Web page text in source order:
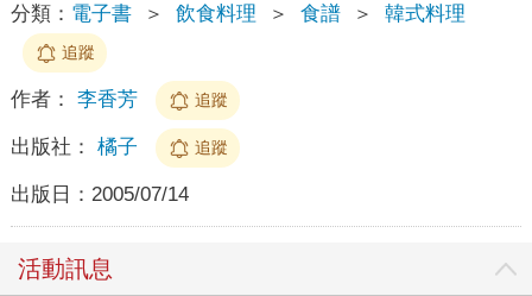
分類： 電子書 ＞ 飲食料理 ＞ 食譜 ＞ 韓式料理
追蹤
作者： 李香芳 追蹤
出版社： 橘子 追蹤
出版日： 2005/07/14
活動訊息